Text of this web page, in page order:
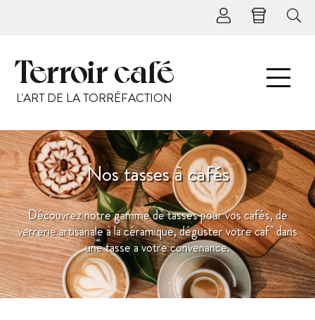
Terroir café
L'ART DE LA TORRÉFACTION
Nos tasses à cafés
Découvrez notre gamme de tasses pour vos cafés, de
verrerie artisanale à la céramique, déguster votre caf" dans
une tasse a votre convenance.